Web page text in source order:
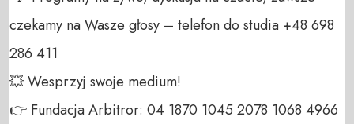
czekamy na Wasze głosy – telefon do studia +48 698
286 411
💥 Wesprzyj swoje medium!
👉 Fundacja Arbitror: 04 1870 1045 2078 1068 4966